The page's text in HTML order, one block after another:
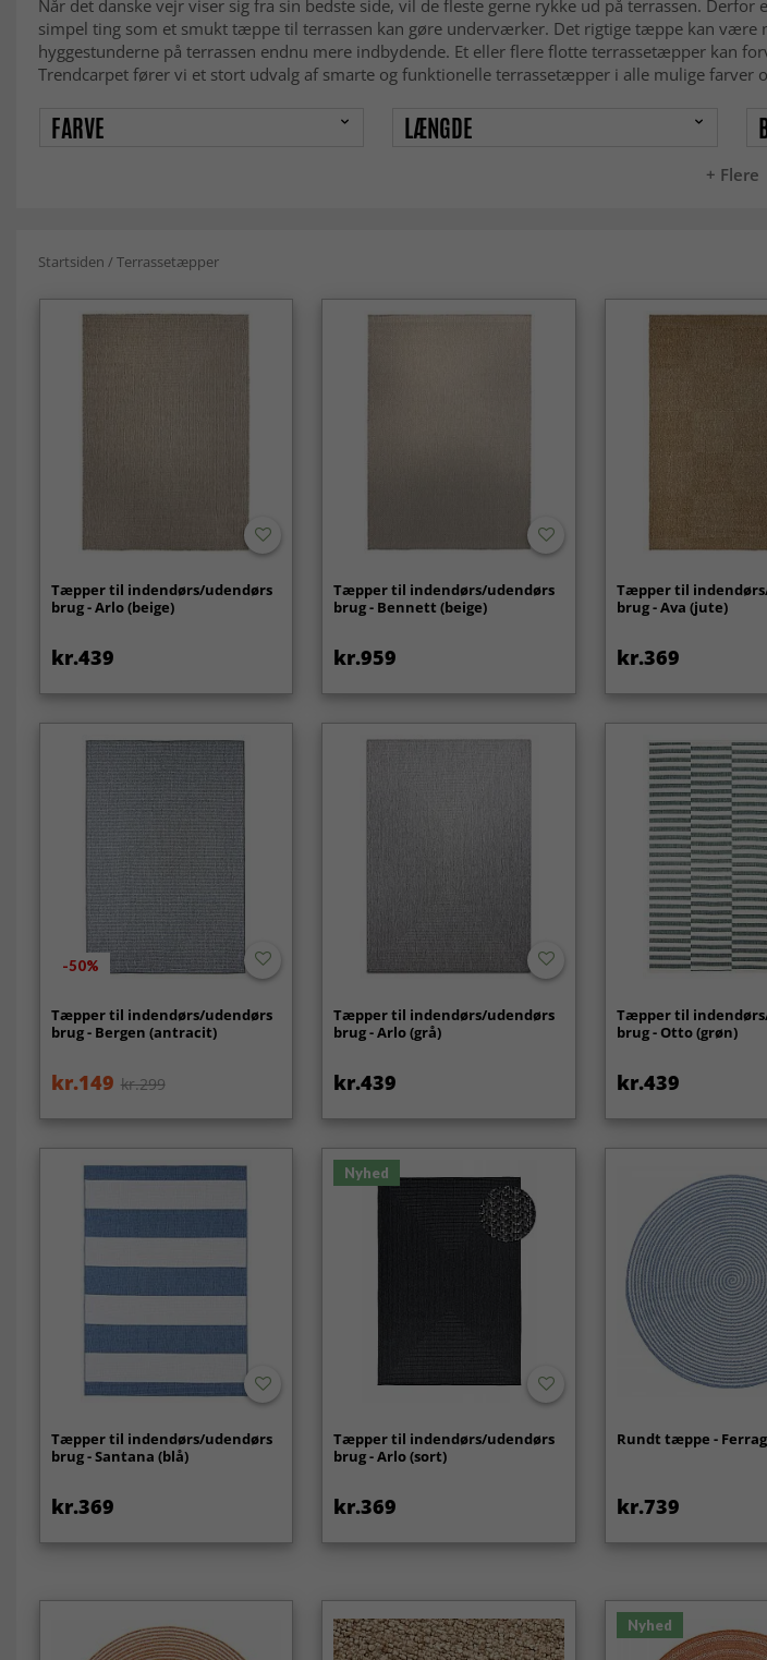
Når det danske vejr viser sig fra sin bedste side, vil de fleste gerne rykke ud på terrassen.
simpel ting som et smukt tæppe til terrassen kan gøre underværker. Det rigtige tæppe kan
hyggestunderne på terrassen endnu mere indbydende. Et eller flere flotte terrassetæpper kan
Trendcarpet fører vi et stort udvalg af smarte og funktionelle terrassetæpper i alle mulige farver
+ Flere
FARVE LÆNGDE
Startsiden /Terrassetæpper
Tæpper til indendørs/udendørs
brug - Arlo (beige)
kr.439
Tæpper til indendørs/udendørs
brug - Bennett (beige)
kr.959
Tæpper til
brug - Ava (jute)
kr.369
-50%
Tæpper til indendørs/udendørs
brug - Bergen (antracit)
kr.149 kr.299
Tæpper til indendørs/udendørs
brug - Arlo (grå)
kr.439
Tæpper til
brug - Otto (grøn)
kr.439
Tæpper til indendørs/udendørs
brug - Santana (blå)
kr.369
Nyhed
Tæpper til indendørs/udendørs
brug - Arlo (sort)
kr.369
Rundt tæppe -
kr.739
Nyhed